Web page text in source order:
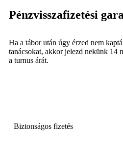
Pénzvisszafizetési
Ha a tábor után úgy érzed nem
tanácsokat, akkor jelezd nekünk 14
a turnus árát.
Biztonságos fizetés